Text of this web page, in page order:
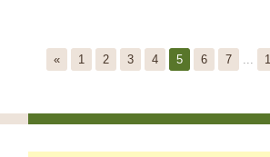
« 1 2 3 4 5 6 7 ...